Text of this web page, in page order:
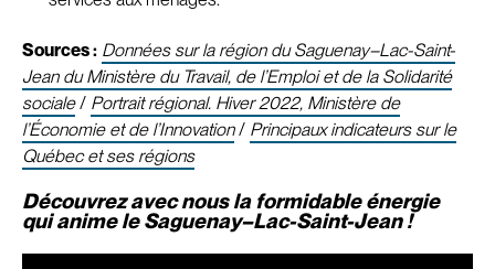
Sources : Données sur la région du Saguenay–Lac-Saint-
Jean du Ministère du Travail, de l’Emploi et de la Solidarité
sociale/ Portrait régional. Hiver 2022, Ministère de
l’Économie et de l’Innovation/ Principaux indicateurs sur le
Québec et ses régions
Découvrez avec nous la formidable énergie
qui anime le Saguenay–Lac-Saint-Jean !